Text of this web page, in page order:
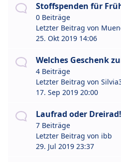
Stoffspenden für
0 Beiträge
Letzter Beitrag von
25. Okt 2019 14:06
Welches Geschenk
4 Beiträge
Letzter Beitrag von
17. Sep 2019 20:00
Laufrad oder
7 Beiträge
Letzter Beitrag von ibb
29. Jul 2019 23:37